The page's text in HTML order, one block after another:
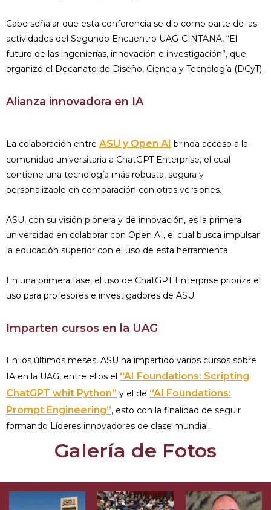
Cabe señalar que esta conferencia se dio como parte de las
actividades del Segundo Encuentro UAG-CINTANA, “El
futuro de las ingenierías, innovación e investigación”, que
organizó el Decanato de Diseño, Ciencia y Tecnología (DCyT).
Alianza innovadora en IA
La colaboración entre ASU y Open AI
brinda acceso a la
comunidad universitaria a ChatGPT Enterprise, el cual
contiene una tecnología más robusta, segura y
personalizable en comparación con otras versiones.
ASU, con su visión pionera y de innovación, es la primera
universidad en colaborar con Open AI, el cual busca impulsar
la educación superior con el uso de esta herramienta.
En una primera fase, el uso de ChatGPT Enterprise prioriza el
uso para profesores e investigadores de ASU.
Imparten cursos en la UAG
En los últimos meses, ASU ha impartido varios cursos sobre
IA en la UAG, entre ellos el “AI Foundations: Scripting
ChatGPT whit Python” y el de “AI Foundations:
Prompt Engineering”, esto con la finalidad de seguir
formando Líderes innovadores de clase mundial.
Galería de Fotos